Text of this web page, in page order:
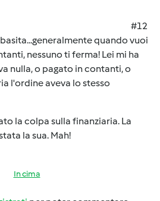
#12
quando vuoi
nessuno ti ferma! Lei mi ha
nulla, o pagato in contanti, o
l'ordine aveva lo stesso
la colpa sulla finanziaria. La
la sua. Mah!
In cima